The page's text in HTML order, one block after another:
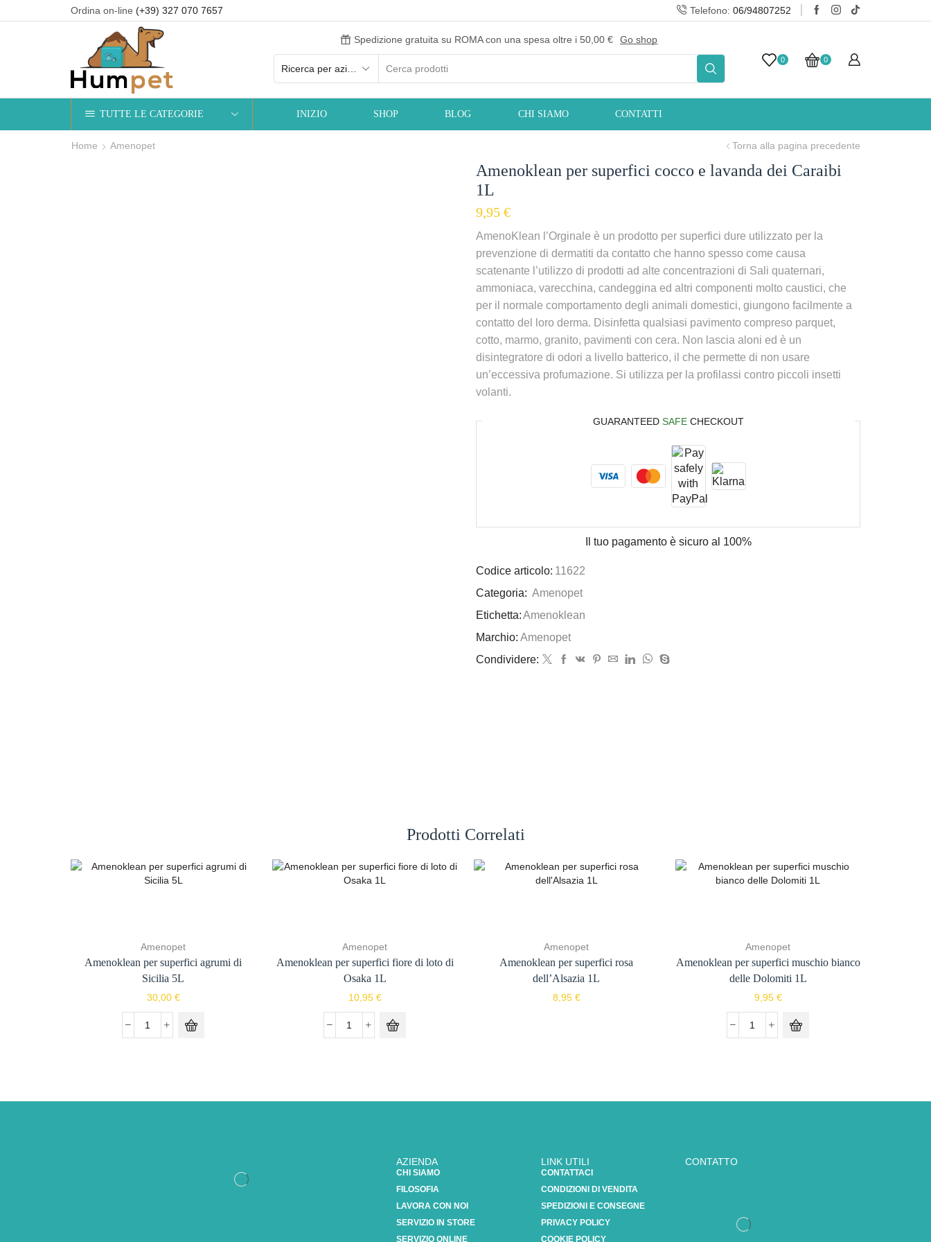
Ordina on-line (+39) 327 070 7657 Telefono: 06/94807252
Spedizione gratuita su ROMA con una spesa oltre i 50,00 € Go shop
0 0
TUTTE LE CATEGORIE INIZIO SHOP BLOG CHI SIAMO CONTATTI
Home Amenopet Torna alla pagina precedente
Amenoklean per superfici cocco e lavanda dei Caraibi
1L
9,95 €
AmenoKlean l’Orginale è un prodotto per superfici dure utilizzato per la
prevenzione di dermatiti da contatto che hanno spesso come causa
scatenante l’utilizzo di prodotti ad alte concentrazioni di Sali quaternari,
ammoniaca, varecchina, candeggina ed altri componenti molto caustici, che
per il normale comportamento degli animali domestici, giungono facilmente a
contatto del loro derma. Disinfetta qualsiasi pavimento compreso parquet,
cotto, marmo, granito, pavimenti con cera. Non lascia aloni ed è un
disintegratore di odori a livello batterico, il che permette di non usare
un’eccessiva profumazione. Si utilizza per la profilassi contro piccoli insetti
volanti.
GUARANTEED SAFECHECKOUT
Il tuo pagamento è sicuro al 100%
Codice articolo: 11622
Categoria: Amenopet
Etichetta:Amenoklean
Marchio: Amenopet
Condividere:
Prodotti Correlati
Amenopet
Amenoklean per superfici agrumi di
Sicilia 5L
30,00 €
Amenopet
Amenoklean per superfici fiore di loto di
Osaka 1L
10,95 €
Amenopet
Amenoklean per superfici rosa
dell’Alsazia 1L
8,95 €
Amenopet
Amenoklean per superfici muschio bianco
delle Dolomiti 1L
9,95 €
AZIENDA
CHI SIAMO
FILOSOFIA
LAVORA CON NOI
SERVIZIO IN STORE
SERVIZIO ONLINE
LINK UTILI
CONTATTACI
CONDIZIONI DI VENDITA
SPEDIZIONI E CONSEGNE
PRIVACY POLICY
COOKIE POLICY
CONTATTO